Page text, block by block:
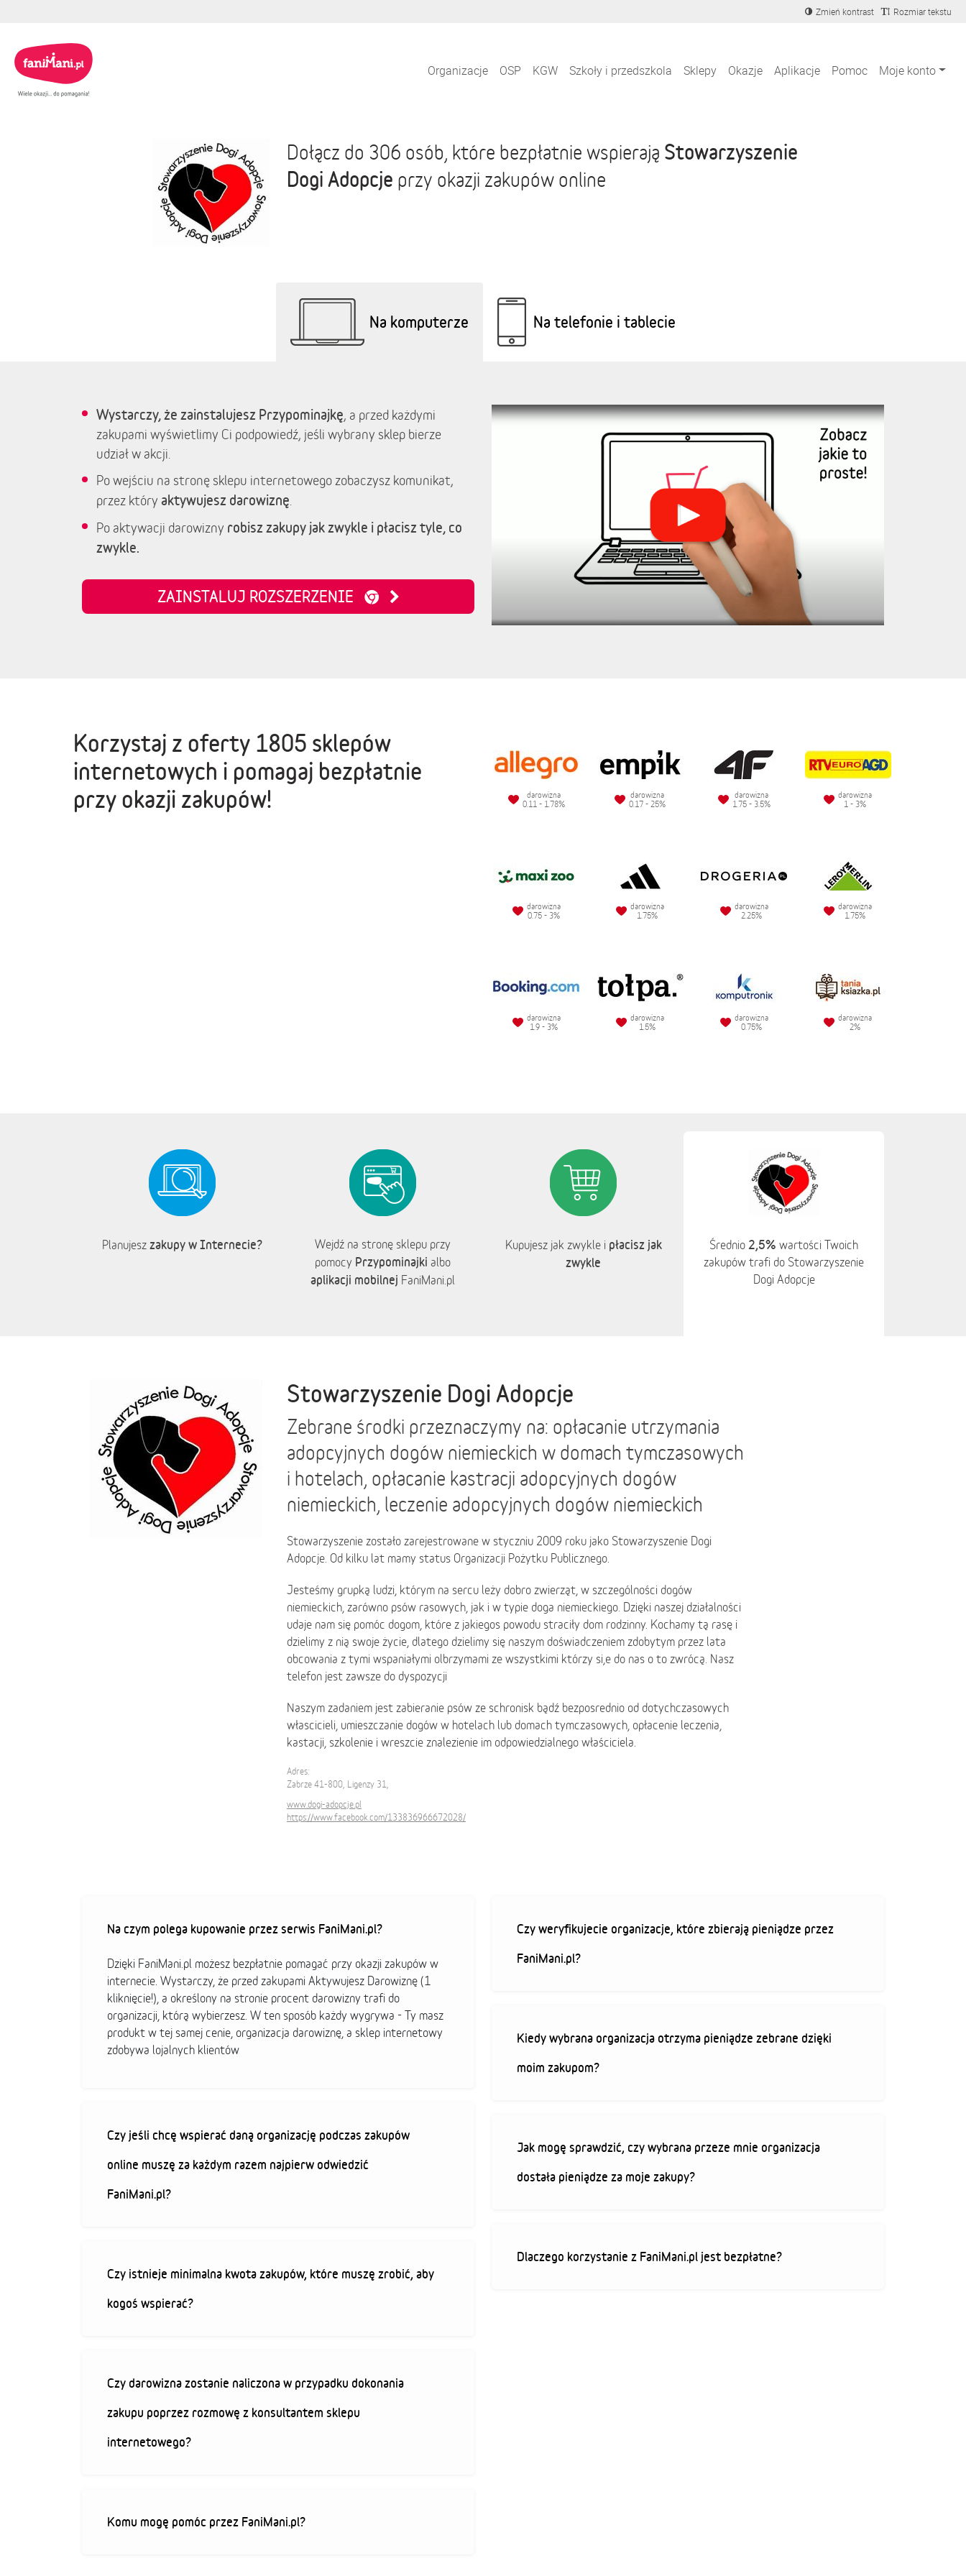
Zmień kontrast Rozmiar tekstu
Organizacje OSP KGW Szkoły i przedszkola Sklepy Okazje Aplikacje Pomoc Moje konto
Dołącz do 306 osób, które bezpłatnie wspierają Stowarzyszenie
Dogi Adopcje przy okazji zakupów online
Na komputerze Na telefonie i tablecie
Wystarczy, że zainstalujesz Przypominajkę, a przed każdymi
zakupami wyświetlimy Ci podpowiedź, jeśli wybrany sklep bierze
udział w akcji.
Po wejściu na stronę sklepu internetowego zobaczysz komunikat,
przez który aktywujesz darowiznę
Po aktywacji darowizny robisz zakupy jak zwykle i płacisz tyle, co
zwykle.
ZAINSTALUJ ROZSZERZENIE
Korzystaj z oferty 1805 sklepów
internetowych i pomagaj bezpłatnie
przy okazji zakupów!
darowizna
0.11 - 1.78%
darowizna
0.17 - 25%
darowizna
1.75 - 3.5%
darowizna
1 - 3%
darowizna
0.75 - 3%
darowizna
1.75%
darowizna
2.25%
darowizna
1.75%
darowizna
1.9 - 3%
darowizna
1.5%
darowizna
0.75%
darowizna
2%
Planujesz zakupy w Internecie?
Wejdź na stronę sklepu przy
pomocy Przypominajki albo
aplikacji mobilnej FaniMani.pl
Kupujesz jak zwykle i płacisz jak
zwykle
Średnio 2,5% wartości Twoich
zakupów trafi do Stowarzyszenie
Dogi Adopcje
Stowarzyszenie Dogi Adopcje
Zebrane środki przeznaczymy na: opłacanie utrzymania
adopcyjnych dogów niemieckich w domach tymczasowych
i hotelach, opłacanie kastracji adopcyjnych dogów
niemieckich, leczenie adopcyjnych dogów niemieckich
Stowarzyszenie zostało zarejestrowane w styczniu 2009 roku jako Stowarzyszenie Dogi
Adopcje. Od kilku lat mamy status Organizacji Pożytku Publicznego.
Jesteśmy grupką ludzi, którym na sercu leży dobro zwierząt, w szczególności dogów
niemieckich, zarówno psów rasowych, jak i w typie doga niemieckiego. Dzięki naszej działalności
udaje nam się pomóc dogom, które z jakiegos powodu straciły dom rodzinny. Kochamy tą rasę i
dzielimy z nią swoje życie, dlatego dzielimy się naszym doświadczeniem zdobytym przez lata
obcowania z tymi wspaniałymi olbrzymami ze wszystkimi którzy si,e do nas o to zwrócą. Nasz
telefon jest zawsze do dyspozycji
Naszym zadaniem jest zabieranie psów ze schronisk bądź bezposrednio od dotychczasowych
włascicieli, umieszczanie dogów w hotelach lub domach tymczasowych, opłacenie leczenia,
kastacji, szkolenie i wreszcie znalezienie im odpowiedzialnego właściciela.
Adres:
Zabrze 41-800, Ligenzy 31,
www.dogi-adopcje.pl
https://www.facebook.com/133836966672028/
Na czym polega kupowanie przez serwis FaniMani.pl?
Dzięki FaniMani.pl możesz bezpłatnie pomagać przy okazji zakupów w
internecie. Wystarczy, że przed zakupami Aktywujesz Darowiznę (1
kliknięcie!), a określony na stronie procent darowizny trafi do
organizacji, którą wybierzesz. W ten sposób każdy wygrywa - Ty masz
produkt w tej samej cenie, organizacja darowiznę, a sklep internetowy
zdobywa lojalnych klientów
Czy jeśli chcę wspierać daną organizację podczas zakupów
online muszę za każdym razem najpierw odwiedzić
FaniMani.pl?
Czy istnieje minimalna kwota zakupów, które muszę zrobić, aby
kogoś wspierać?
Czy darowizna zostanie naliczona w przypadku dokonania
zakupu poprzez rozmowę z konsultantem sklepu
internetowego?
Komu mogę pomóc przez FaniMani.pl?
Czy weryfikujecie organizacje, które zbierają pieniądze przez
FaniMani.pl?
Kiedy wybrana organizacja otrzyma pieniądze zebrane dzięki
moim zakupom?
Jak mogę sprawdzić, czy wybrana przeze mnie organizacja
dostała pieniądze za moje zakupy?
Dlaczego korzystanie z FaniMani.pl jest bezpłatne?